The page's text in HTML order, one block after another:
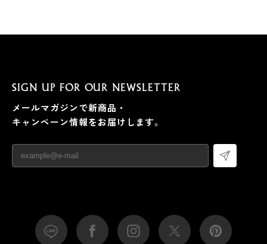
SIGN UP FOR OUR NEWSLETTER
メールマガジンで新商品・
キャンペーン情報をお届けします。